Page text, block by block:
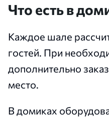
Что есть в
Каждое шале
гостей. При
дополнительно
место.
В домиках